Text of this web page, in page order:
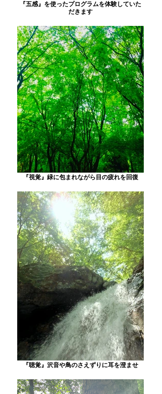
『五感』を使ったプログラムを体験していた
だきます
『視覚』緑に包まれながら目の疲れを回復
『聴覚』沢音や鳥のさえずりに耳を澄ませ